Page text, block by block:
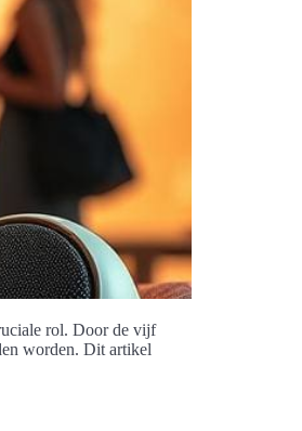
rol. Door de vijf
worden. Dit artikel